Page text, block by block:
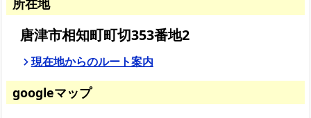
火
葬
場
所在地
唐津市相知町町切353番地2
chevron_right現在地からのルート案内
googleマップ